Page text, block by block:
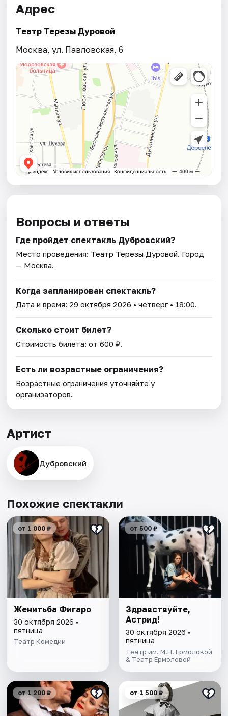
Адрес
Театр Терезы Дуровой
Москва, ул. Павловская, 6
Вопросы и ответы
Где пройдет спектакль Дубровский?
Место проведения: Театр Терезы Дуровой. Город
— Москва.
Когда запланирован спектакль?
Дата и время:29 октября 2026 • четверг • 18:00.
Сколько стоит билет?
Стоимость билета: от 600 ₽.
Есть ли возрастные ограничения?
Возрастные ограничения уточняйте у
организаторов.
Артист
Дубровский
Похожие спектакли
от 1 000 ₽
Женитьба Фигаро
30 октября 2026 •
пятница
Театр Комедии
от 500 ₽
Здравствуйте,
Астрид!
30 октября 2026 •
пятница
Театр им. М.Н. Ермоловой
& Театр Ермоловой
от 1 200 ₽ от 1 500 ₽